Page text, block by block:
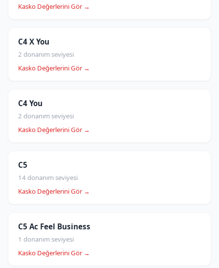
Kasko Değerlerini Gör →
C4 X You
2 donanım seviyesi
Kasko Değerlerini Gör →
C4 You
2 donanım seviyesi
Kasko Değerlerini Gör →
C5
14 donanım seviyesi
Kasko Değerlerini Gör →
C5 Ac Feel Business
1 donanım seviyesi
Kasko Değerlerini Gör →